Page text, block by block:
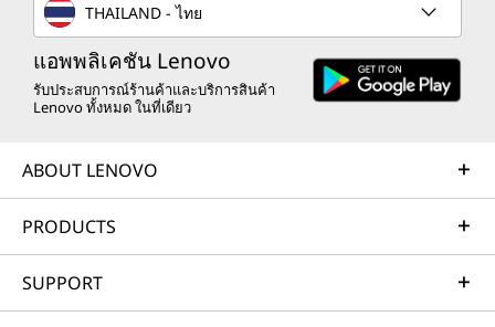
THAILAND - ไทย
แอพพลิเคชัน Lenovo
รับประสบการณ์ร้านค้าและบริการสินค้า
Lenovo ทั้งหมด ในที่เดียว
ABOUT LENOVO
PRODUCTS
SUPPORT